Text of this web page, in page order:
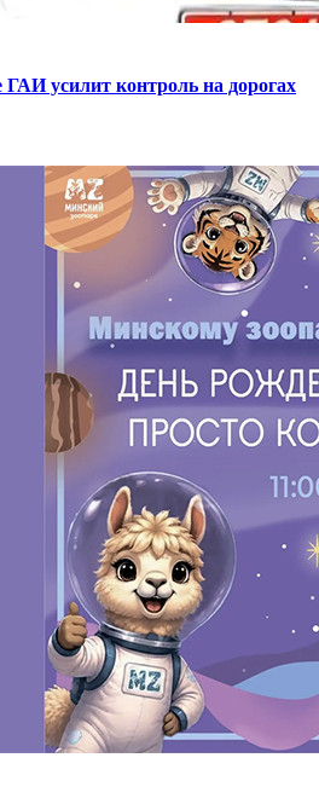
усилит контроль на дорогах